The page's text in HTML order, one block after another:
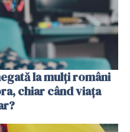
la mulți români
chiar când viața